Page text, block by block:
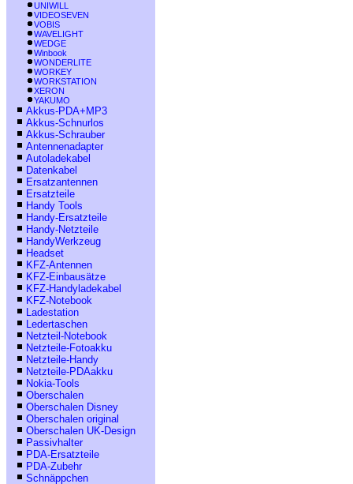
UNIWILL
VIDEOSEVEN
VOBIS
WAVELIGHT
WEDGE
Winbook
WONDERLITE
WORKEY
WORKSTATION
XERON
YAKUMO
Akkus-PDA+MP3
Akkus-Schnurlos
Akkus-Schrauber
Antennenadapter
Autoladekabel
Datenkabel
Ersatzantennen
Ersatzteile
Handy Tools
Handy-Ersatzteile
Handy-Netzteile
HandyWerkzeug
Headset
KFZ-Antennen
KFZ-Einbausätze
KFZ-Handyladekabel
KFZ-Notebook
Ladestation
Ledertaschen
Netzteil-Notebook
Netzteile-Fotoakku
Netzteile-Handy
Netzteile-PDAakku
Nokia-Tools
Oberschalen
Oberschalen Disney
Oberschalen original
Oberschalen UK-Design
Passivhalter
PDA-Ersatzteile
PDA-Zubehr
Schnäppchen